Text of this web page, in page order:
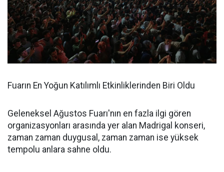
Fuarın En Yoğun Katılımlı Etkinliklerinden Biri Oldu
Geleneksel Ağustos Fuarı'nın en fazla ilgi gören
organizasyonları arasında yer alan Madrigal konseri,
zaman zaman duygusal, zaman zaman ise yüksek
tempolu anlara sahne oldu.